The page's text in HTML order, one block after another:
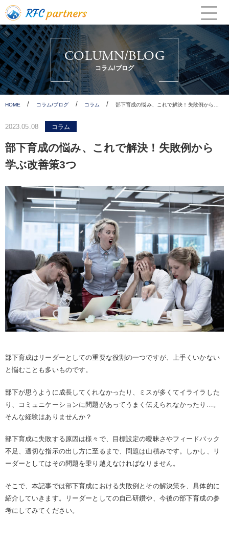
Skip
content
COLUMN/BLOG
コラム/ブログ
HOME / コラム/ブログ / コラム / 部下育成の悩み、これで解決！失敗例から…
2023.05.08 コラム
部下育成の悩み、これで解決！失敗例から
学ぶ改善策3つ
部下育成はリーダーとしての重要な役割の一つですが、上手くいかない
と悩むことも多いものです。
部下が思うように成長してくれなかったり、ミスが多くてイライラした
り、コミュニケーションに問題があってうまく伝えられなかったり…。
そんな経験はありませんか？
部下育成に失敗する原因は様々で、目標設定の曖昧さやフィードバック
不足、適切な指示の出し方に至るまで、問題は山積みです。しかし、リ
ーダーとしてはその問題を乗り越えなければなりません。
そこで、本記事では部下育成における失敗例とその解決策を、具体的に
紹介していきます。リーダーとしての自己研鑽や、今後の部下育成の参
考にしてみてください。